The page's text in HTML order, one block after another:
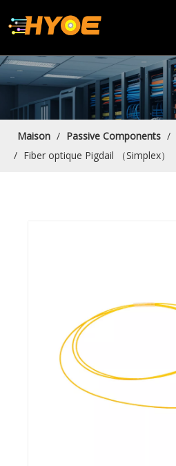
Maison / Passive Components /
/ Fiber optique Pigdail （Simplex）